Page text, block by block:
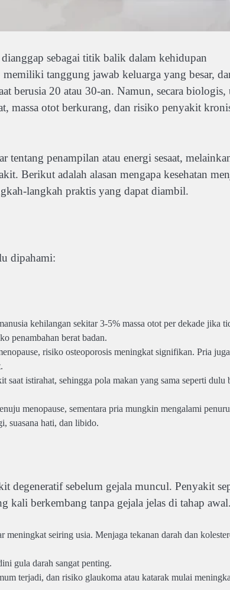
sebagai titik balik dalam kehidupan
tanggung jawab keluarga yang besar,
berusia 20 atau 30-an. Namun, secara biologis,
massa otot berkurang, dan risiko penyakit
tentang penampilan atau energi sesaat,
Berikut adalah alasan mengapa kesehatan
langkah praktis yang dapat diambil.
dipahami:
kehilangan sekitar 3-5% massa otot per dekade jika
penambahan berat badan.
risiko osteoporosis meningkat signifikan. Pria juga
istirahat, sehingga pola makan yang sama seperti dulu
menopause, sementara pria mungkin mengalami
suasana hati, dan libido.
degeneratif sebelum gejala muncul. Penyakit
kali berkembang tanpa gejala jelas di tahap awal.
seiring usia. Menjaga tekanan darah dan
gula darah sangat penting.
terjadi, dan risiko glaukoma atau katarak mulai